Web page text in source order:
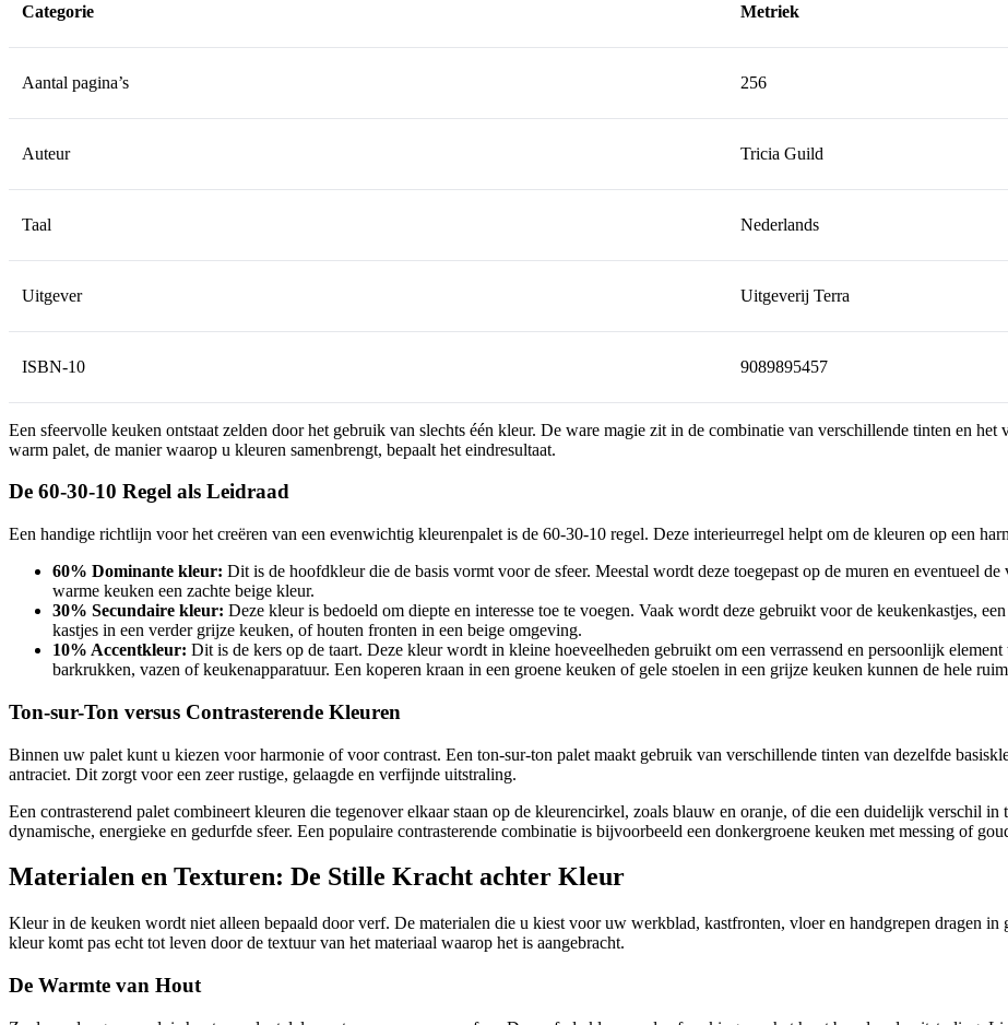
Categorie Metriek
Aantal pagina’s 256
Auteur Tricia Guild
Taal Nederlands
Uitgever Uitgeverij Terra
ISBN-10 9089895457
Een sfeervolle keuken ontstaat zelden door het gebruik van slechts één kleur. De ware magie zit in de combinatie van verschillende tinten en
warm palet, de manier waarop u kleuren samenbrengt, bepaalt het eindresultaat.
De 60-30-10 Regel als Leidraad
Een handige richtlijn voor het creëren van een evenwichtig kleurenpalet is de 60-30-10 regel. Deze interieurregel helpt om de kleuren op een
60% Dominante kleur: Dit is de hoofdkleur die de basis vormt voor de sfeer. Meestal wordt deze toegepast op de muren en eventueel
warme keuken een zachte beige kleur.
30% Secundaire kleur: Deze kleur is bedoeld om diepte en interesse toe te voegen. Vaak wordt deze gebruikt voor de keukenkastjes,
kastjes in een verder grijze keuken, of houten fronten in een beige omgeving.
10% Accentkleur: Dit is de kers op de taart. Deze kleur wordt in kleine hoeveelheden gebruikt om een verrassend en persoonlijk
barkrukken, vazen of keukenapparatuur. Een koperen kraan in een groene keuken of gele stoelen in een grijze keuken kunnen de hele
Ton-sur-Ton versus Contrasterende Kleuren
Binnen uw palet kunt u kiezen voor harmonie of voor contrast. Een ton-sur-ton palet maakt gebruik van verschillende tinten van dezelfde
antraciet. Dit zorgt voor een zeer rustige, gelaagde en verfijnde uitstraling.
Een contrasterend palet combineert kleuren die tegenover elkaar staan op de kleurencirkel, zoals blauw en oranje, of die een duidelijk verschil
dynamische, energieke en gedurfde sfeer. Een populaire contrasterende combinatie is bijvoorbeeld een donkergroene keuken met messing of
Materialen en Texturen: De Stille Kracht achter Kleur
Kleur in de keuken wordt niet alleen bepaald door verf. De materialen die u kiest voor uw werkblad, kastfronten, vloer en handgrepen dragen in
kleur komt pas echt tot leven door de textuur van het materiaal waarop het is aangebracht.
De Warmte van Hout